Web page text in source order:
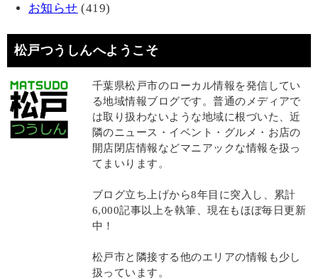
お知らせ (419)
松戸つうしんへようこそ
千葉県松戸市のローカル情報を発信してい
る地域情報ブログです。普通のメディアで
は取り扱わないような地域に根づいた、近
隣のニュース・イベント・グルメ・お店の
開店閉店情報などマニアックな情報を扱っ
てまいります。
ブログ立ち上げから8年目に突入し、累計
6,000記事以上を執筆、現在もほぼ毎日更新
中！
松戸市と隣接する他のエリアの情報も少し
扱っています。